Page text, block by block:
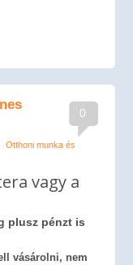
0
Otthoni munka és
vagy a
plusz pénzt is
vásárolni, nem